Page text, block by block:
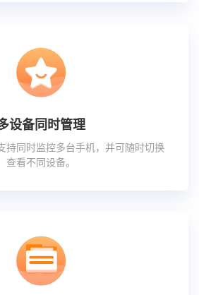
设备同时管理
持同时监控多台手机，并可随时切换
查看不同设备。